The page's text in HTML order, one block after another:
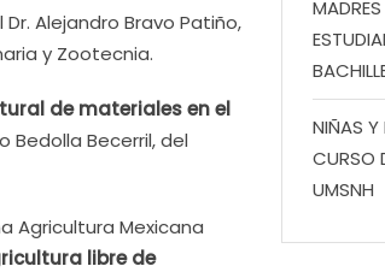
Dr. Alejandro Bravo Patiño,
y Zootecnia.
de materiales en el
Bedolla Becerril, del
Agricultura Mexicana
libre de
NIÑAS Y
CURSO
UMSNH